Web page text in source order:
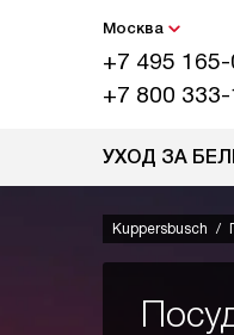
Москва
+7 495 165-
+7 800
УХОД ЗА
Kuppersbusch